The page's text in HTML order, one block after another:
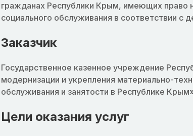
гражданах Республики Крым, имеющих право
социального обслуживания в соответствии с
Заказчик
Государственное казенное учреждение
модернизации и укрепления материально-
обслуживания и занятости в Республике
Цели оказания услуг